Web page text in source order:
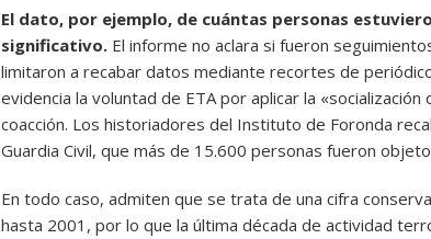
El dato, por ejemplo, de cuántas personas
significativo. El informe no aclara si fueron
limitaron a recabar datos mediante recortes de
evidencia la voluntad de ETA por aplicar la
coacción. Los historiadores del Instituto de Foronda
Guardia Civil, que más de 15.600 personas fueron
En todo caso, admiten que se trata de una cifra
hasta 2001, por lo que la última década de actividad